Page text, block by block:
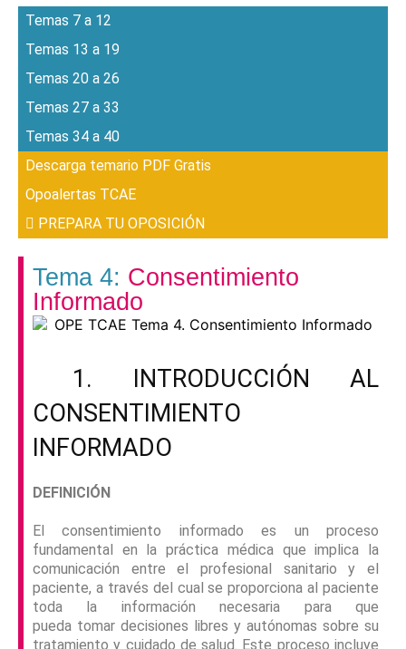
Temas 7 a 12
Temas 13 a 19
Temas 20 a 26
Temas 27 a 33
Temas 34 a 40
Descarga temario PDF Gratis
Opoalertas TCAE
PREPARA TU OPOSICIÓN
Tema 4: Consentimiento
Informado
1. INTRODUCCIÓN AL
CONSENTIMIENTO
INFORMADO
DEFINICIÓN
El consentimiento informado es un proceso
fundamental en la práctica médica que implica la
comunicación entre el profesional sanitario y el
paciente, a través del cual se proporciona al paciente
toda la información necesaria para que
pueda tomar decisiones libres y autónomas sobre su
tratamiento y cuidado de salud. Este proceso incluye